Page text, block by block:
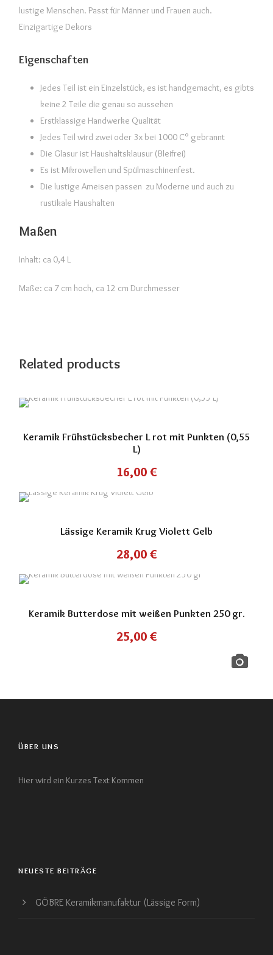
lustige Menschen. Passt für Männer und Frauen auch.
Einzigartige Dekors
Eigenschaften
Jedes Teil ist ein Einzelstück, es ist handgemacht, es gibts
keine 2 Teile die genau so aussehen
Erstklassige Handwerke Qualität
Jedes Teil wird zwei oder 3x bei 1000 C° gebrannt
Die Glasur ist Haushaltsklausur (Bleifrei)
Es ist Mikrowellen und Spülmaschinenfest.
Die lustige Ameisen passen zu Moderne und auch zu
rustikale Haushalten
Maßen
Inhalt: ca 0,4 L
Maße: ca 7 cm hoch, ca 12 cm Durchmesser
Related products
Keramik Frühstücksbecher L rot mit Punkten (0,55
L)
16,00 €
Lässige Keramik Krug Violett Gelb
28,00 €
Keramik Butterdose mit weißen Punkten 250 gr.
25,00 €
ÜBER UNS
Hier wird ein Kurzes Text Kommen
NEUESTE BEITRÄGE
GÖBRE Keramikmanufaktur (Lässige Form)